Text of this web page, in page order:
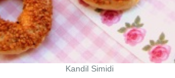
Kandil Simidi